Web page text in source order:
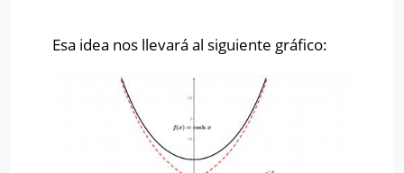
Esa idea nos llevará al siguiente gráfico: